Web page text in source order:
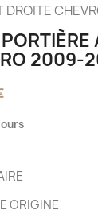
DROITE
2009-
ORIGINE